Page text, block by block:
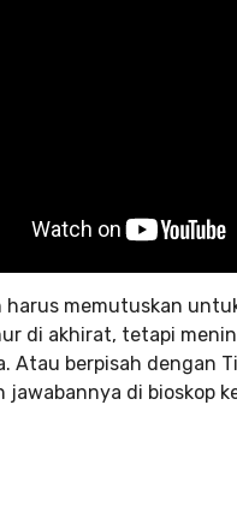
harus memutuskan
di akhirat, tetapi
Atau berpisah dengan
jawabannya di bioskop